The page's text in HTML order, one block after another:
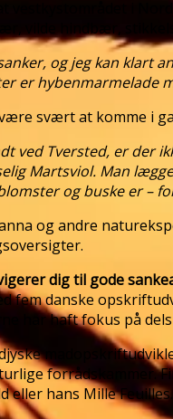
vestkystområdet i
vilde hindbær,
og jeg kan klart
er hybenmarmelade
svært at komme i
ved Tversted, er der
Martsviol. Man
og buske er –
og andre
dig til gode
fem danske
har haft fokus på
forrådskammer.
eller hans Mille Feuilles.